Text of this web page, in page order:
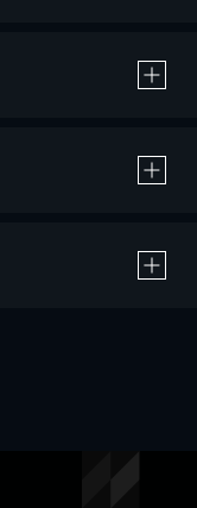
作品の購入 / レンタルです。
20％のポイント還元です。